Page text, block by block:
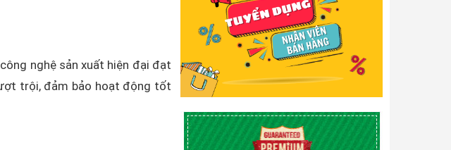
nghệ sản xuất hiện đại đạt
trội, đảm bảo hoạt động tốt